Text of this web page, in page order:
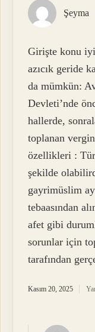
Şeyma
Girişte konu
azıcık geride
da mümkün:
Devleti’nde
hallerde,
toplanan
özellikleri :
şekilde
gayrimüslim
tebaasından
afet gibi
sorunlar için
tarafından
Kasım 20, 2025